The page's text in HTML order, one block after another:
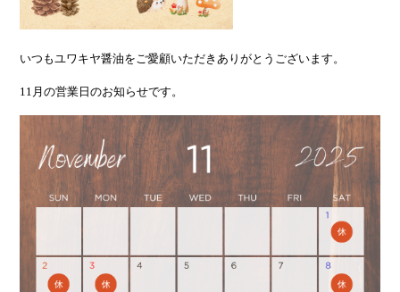
いつもユワキヤ醤油をご愛顧いただきありがとうございます。
11月の営業日のお知らせです。